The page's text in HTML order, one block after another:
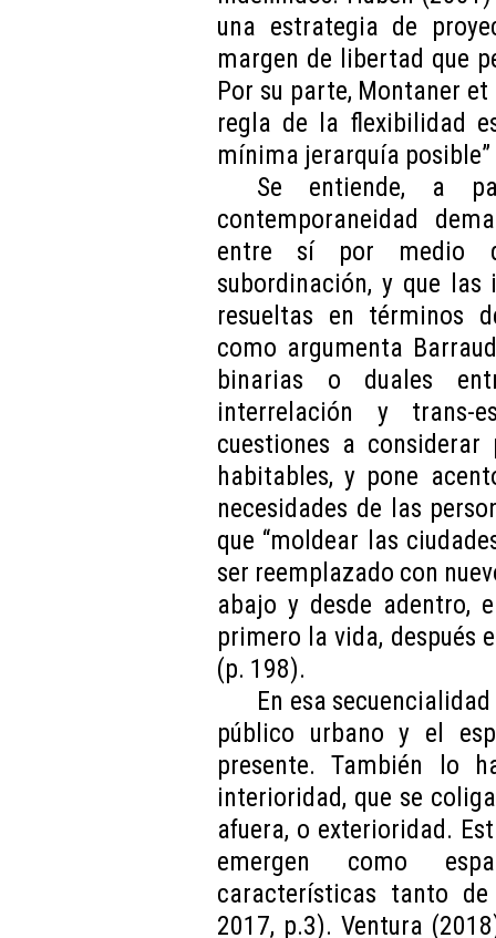
una estrategia de
margen de libertad que
Por su parte, Montaner
regla de la flexibilidad
mínima jerarquía
Se entiende, a
contemporaneidad
entre sí por medio
subordinación, y que
resueltas en términos
como argumenta
binarias o duales
interrelación y trans-
cuestiones a
habitables, y pone
necesidades de las
que “moldear las
ser reemplazado con
abajo y desde adentro,
primero la vida, después
(p. 198).
En esa
público urbano y el
presente. También lo
interioridad, que se
afuera, o exterioridad.
emergen como
características tanto
2017, p.3). Ventura